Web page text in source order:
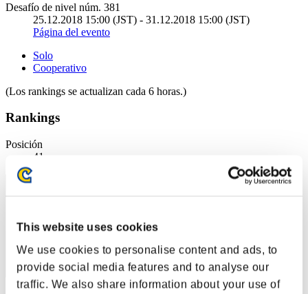
This website uses cookies
We use cookies to personalise content and ads, to
provide social media features and to analyse our
traffic. We also share information about your use of
Desafío de nivel núm. 381
25.12.2018 15:00 (JST) - 31.12.2018 15:00 (JST)
Página del evento
Solo
Cooperativo
(Los rankings se actualizan cada 6 horas.)
Rankings
Posición
41